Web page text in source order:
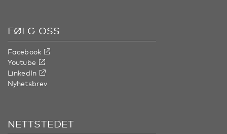
FØLG OSS
Facebook
Youtube
LinkedIn
Nyhetsbrev
NETTSTEDET